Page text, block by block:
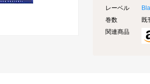
レーベル
巻数
既
関連商品